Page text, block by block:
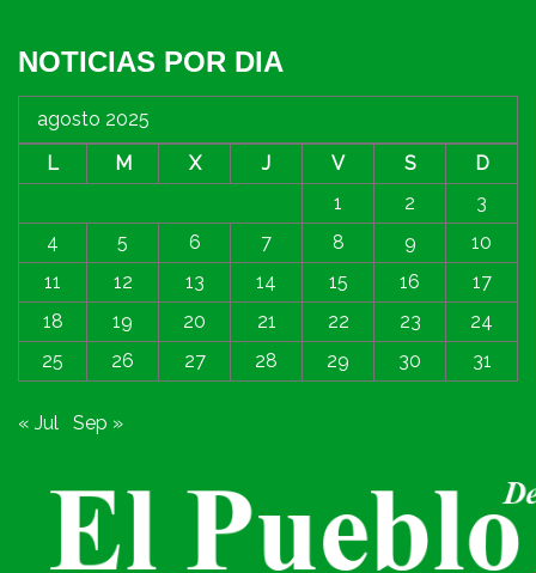
NOTICIAS POR DIA
agosto 2025
L
M X J V S
D
1
2
3
4
5 6 7 8 9
10
11
12 13 14 15 16
17
18
19 20 21 22 23
24
25
26 27 28 29 30 31
« Jul Sep »